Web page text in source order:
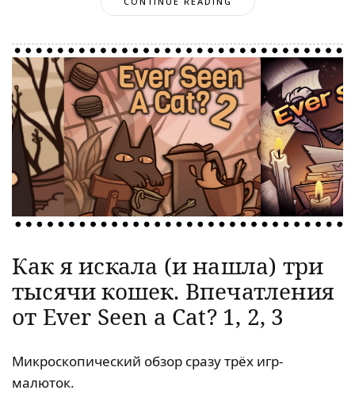
Как я искала (и нашла) три
тысячи кошек. Впечатления
от Ever Seen a Cat? 1, 2, 3
Микроскопический обзор сразу трёх игр-
малюток.